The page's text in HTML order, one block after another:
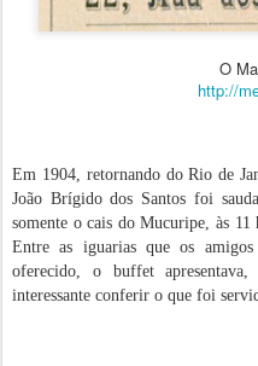
O
http://
Em 1904, retornando do Rio de
João Brígido dos Santos foi
somente o cais do Mucuripe, às
Entre as iguarias que os
oferecido, o buffet
interessante conferir o que foi